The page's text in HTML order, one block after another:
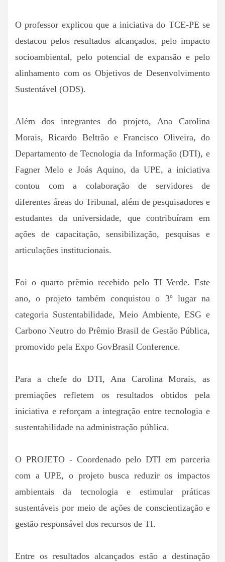
O professor explicou que a iniciativa do TCE-PE se
destacou pelos resultados alcançados, pelo impacto
socioambiental, pelo potencial de expansão e pelo
alinhamento com os Objetivos de Desenvolvimento
Sustentável (ODS).
Além dos integrantes do projeto, Ana Carolina
Morais, Ricardo Beltrão e Francisco Oliveira, do
Departamento de Tecnologia da Informação (DTI), e
Fagner Melo e Joás Aquino, da UPE, a iniciativa
contou com a colaboração de servidores de
diferentes áreas do Tribunal, além de pesquisadores e
estudantes da universidade, que contribuíram em
ações de capacitação, sensibilização, pesquisas e
articulações institucionais.
Foi o quarto prêmio recebido pelo TI Verde. Este
ano, o projeto também conquistou o 3º lugar na
categoria Sustentabilidade, Meio Ambiente, ESG e
Carbono Neutro do Prêmio Brasil de Gestão Pública,
promovido pela Expo GovBrasil Conference.
Para a chefe do DTI, Ana Carolina Morais, as
premiações refletem os resultados obtidos pela
iniciativa e reforçam a integração entre tecnologia e
sustentabilidade na administração pública.
O PROJETO - Coordenado pelo DTI em parceria
com a UPE, o projeto busca reduzir os impactos
ambientais da tecnologia e estimular práticas
sustentáveis por meio de ações de conscientização e
gestão responsável dos recursos de TI.
Entre os resultados alcançados estão a destinação